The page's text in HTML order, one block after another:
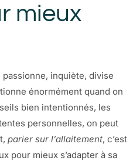
mieux
inquiète, divise
énormément quand on
bien intentionnés, les
personnelles, on peut
parier sur l’allaitement, c’est
pour mieux s’adapter à sa